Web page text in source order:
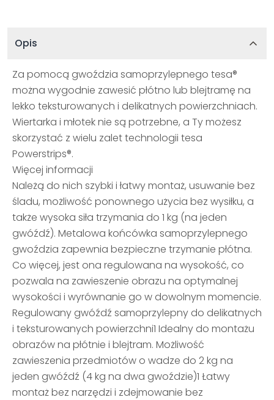
Opis
Za pomocą gwoździa samoprzylepnego tesa®
można wygodnie zawesić płótno lub blejtramę na
lekko teksturowanych i delikatnych powierzchniach.
Wiertarka i młotek nie są potrzebne, a Ty możesz
skorzystać z wielu zalet technologii tesa
Powerstrips®.
Więcej informacji
Należą do nich szybki i łatwy montaż, usuwanie bez
śladu, możliwość ponownego użycia bez wysiłku, a
także wysoka siła trzymania do 1 kg (na jeden
gwóźdź). Metalowa końcówka samoprzylepnego
gwoździa zapewnia bezpieczne trzymanie płótna.
Co więcej, jest ona regulowana na wysokość, co
pozwala na zawieszenie obrazu na optymalnej
wysokości i wyrównanie go w dowolnym momencie.
Regulowany gwóźdź samoprzylepny do delikatnych
i teksturowanych powierzchni1 Idealny do montażu
obrazów na płótnie i blejtram. Możliwość
zawieszenia przedmiotów o wadze do 2 kg na
jeden gwóźdź (4 kg na dwa gwoździe)1 Łatwy
montaż bez narzędzi i zdejmowanie bez